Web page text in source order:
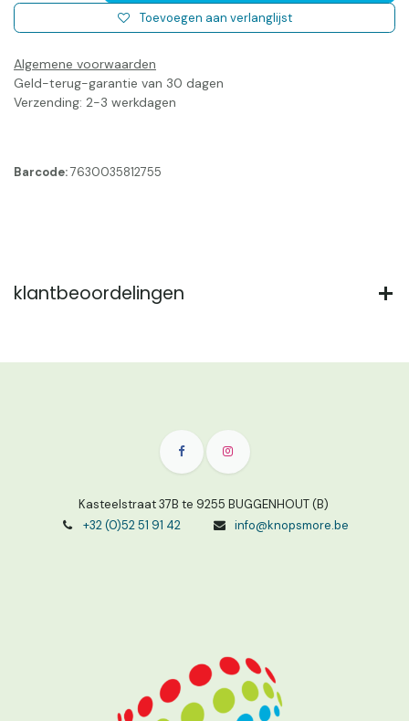
Toevoegen aan verlanglijst
Algemene voorwaarden
Geld-terug-garantie van 30 dagen
Verzending: 2-3 werkdagen
Barcode:7630035812755
klantbeoordelingen
Kasteelstraat 37B te 9255 BUGGENHOUT (B)
+32 (0)52 51 91 42
info@knopsmore.be